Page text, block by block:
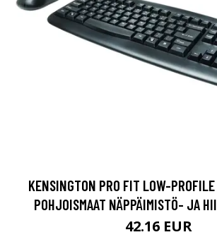
KENSINGTON PRO FIT LOW-
POHJOISMAAT NÄPPÄIMISTÖ- JA
42.16 EUR